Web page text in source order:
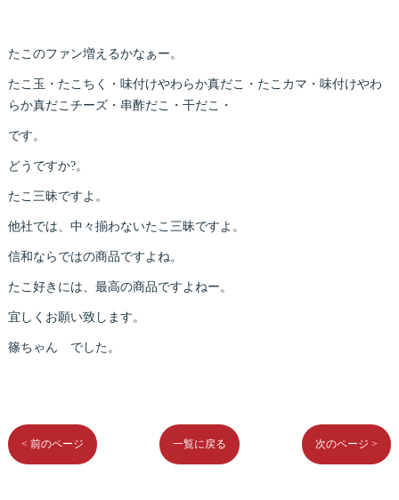
たこのファン増えるかなぁー。
たこ玉・たこちく・味付けやわらか真だこ・たこカマ・味付けやわ
らか真だこチーズ・串酢だこ・干だこ・
です。
どうですか?。
たこ三昧ですよ。
他社では、中々揃わないたこ三昧ですよ。
信和ならではの商品ですよね。
たこ好きには、最高の商品ですよねー。
宜しくお願い致します。
篠ちゃん でした。
< 前のページ 一覧に戻る 次のページ >